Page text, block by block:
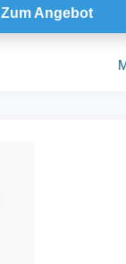
Zum Angebot